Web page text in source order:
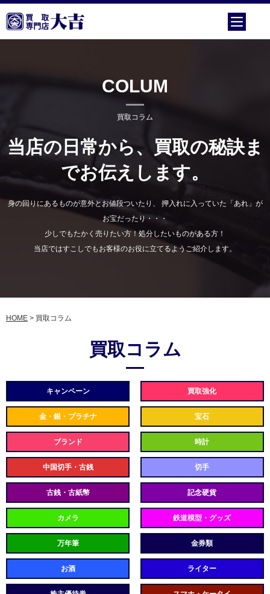
COLUM
買取コラム
当店の日常から、買取の秘訣ま
でお伝えします。
身の回りにあるものが意外とお値段ついたり、 押入れに入っていた「あれ」が
お宝だったり・・・
少しでもたかく売りたい方！処分したいものがある方！
当店ではすこしでもお客様のお役に立てるようご紹介します。
HOME > 買取コラム
買取コラム
キャンペーン 買取強化
金・銀・プラチナ 宝石
ブランド 時計
中国切手・古銭 切手
古銭・古紙幣 記念硬貨
カメラ 鉄道模型・グッズ
万年筆 金券類
お酒 ライター